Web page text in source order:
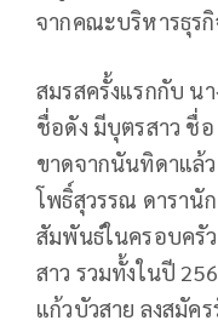
จากคณะบริหารธุร
สมรสครั้งแรกกับ น
ชื่อดัง มีบุตรสาว ชื่
ขาดจากนันทิดาแล้
โพธิ์สุวรรณ ดารานั
สัมพันธ์ในครอบครั
สาว รวมทั้งในปี
แก้วบัวสาย ลงสมัค